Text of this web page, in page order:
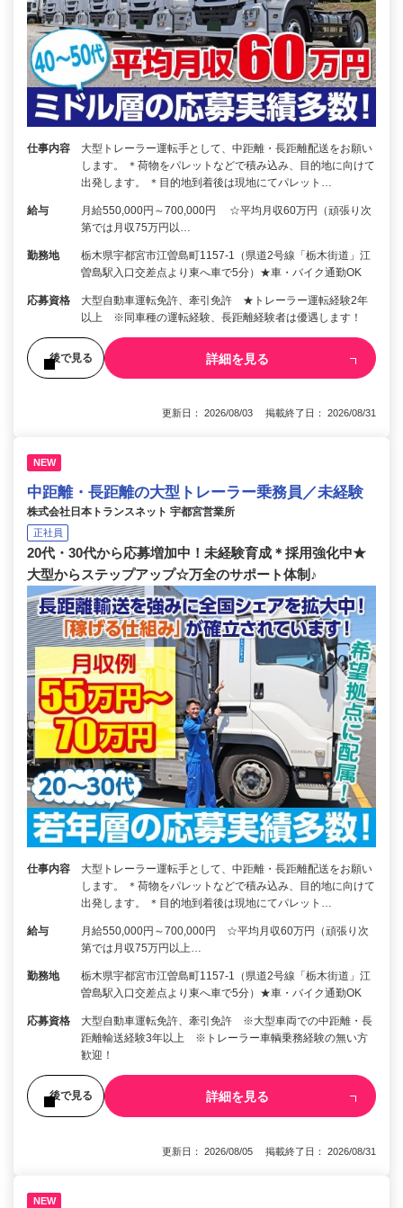
仕事内容
大型トレーラー運転手として、中距離・長距離配送をお願い
します。 ＊荷物をパレットなどで積み込み、目的地に向けて
出発します。 ＊目的地到着後は現地にてパレット…
給与
月給550,000円～700,000円 ☆平均月収60万円（頑張り次
第では月収75万円以…
勤務地
栃木県宇都宮市江曽島町1157-1（県道2号線「栃木街道」江
曽島駅入口交差点より東へ車で5分）★車・バイク通勤OK
応募資格
大型自動車運転免許、牽引免許 ★トレーラー運転経験2年
以上 ※同車種の運転経験、長距離経験者は優遇します！
後で見る 詳細を見る
更新日： 2026/08/03 掲載終了日： 2026/08/31
NEW
中距離・長距離の大型トレーラー乗務員／未経験
株式会社日本トランスネット 宇都宮営業所
正社員
20代・30代から応募増加中！未経験育成＊採用強化中★
大型からステップアップ☆万全のサポート体制♪
仕事内容
大型トレーラー運転手として、中距離・長距離配送をお願い
します。 ＊荷物をパレットなどで積み込み、目的地に向けて
出発します。 ＊目的地到着後は現地にてパレット…
給与
月給550,000円～700,000円 ☆平均月収60万円（頑張り次
第では月収75万円以上…
勤務地
栃木県宇都宮市江曽島町1157-1（県道2号線「栃木街道」江
曽島駅入口交差点より東へ車で5分）★車・バイク通勤OK
応募資格
大型自動車運転免許、牽引免許 ※大型車両での中距離・長
距離輸送経験3年以上 ※トレーラー車輌乗務経験の無い方
歓迎！
後で見る 詳細を見る
更新日： 2026/08/05 掲載終了日： 2026/08/31
NEW